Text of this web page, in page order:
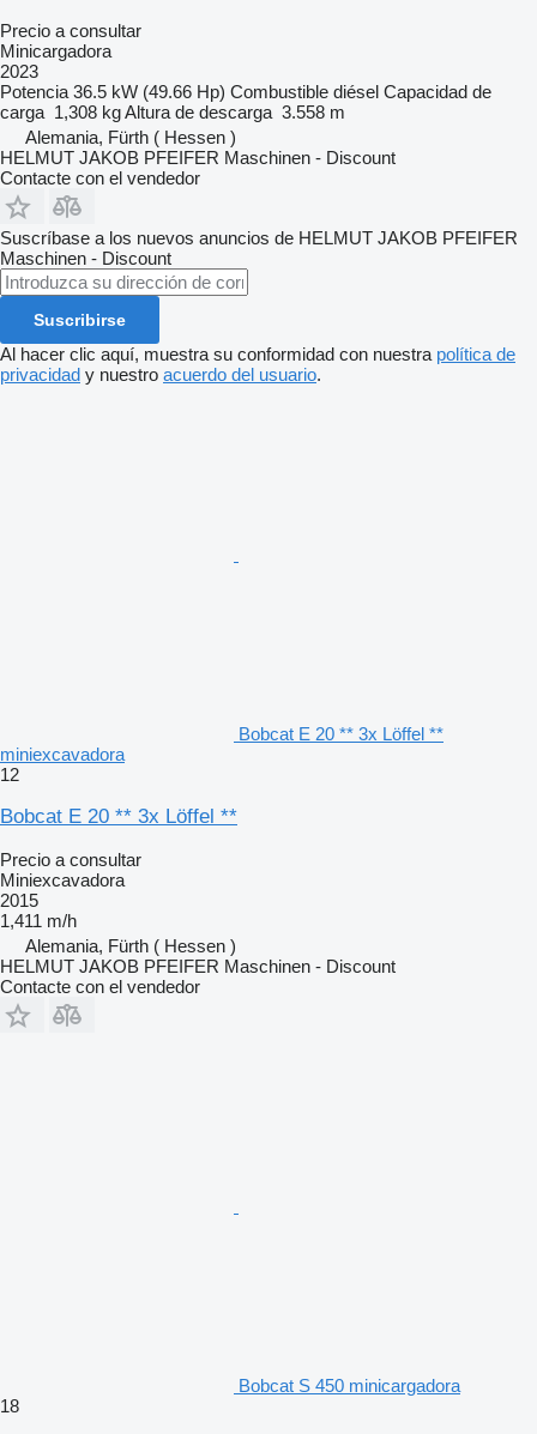
Precio a consultar
Minicargadora
2023
Potencia 36.5 kW (49.66 Hp) Combustible diésel Capacidad de
carga 1,308 kgAltura de descarga 3.558 m
Alemania, Fürth ( Hessen )
HELMUT JAKOB PFEIFER Maschinen - Discount
Contacte con el vendedor
Suscríbase a los nuevos anuncios de HELMUT JAKOB PFEIFER
Maschinen - Discount
Suscribirse
Al hacer clic aquí, muestra su conformidad con nuestra política de
privacidad y nuestro acuerdo del usuario.
Bobcat E 20 ** 3x Löffel **
miniexcavadora
12
Bobcat E 20 ** 3x Löffel **
Precio a consultar
Miniexcavadora
2015
1,411 m/h
Alemania, Fürth ( Hessen )
HELMUT JAKOB PFEIFER Maschinen - Discount
Contacte con el vendedor
Bobcat S 450 minicargadora
18